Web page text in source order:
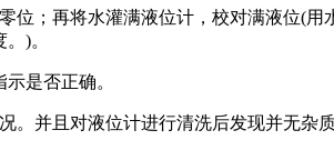
位；再将水灌满液位计，校对满液位(
)。
是否正确。
。并且对液位计进行清洗后发现并无杂